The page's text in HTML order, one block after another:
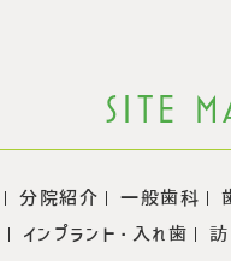
SITE
分院紹介 一般歯科
インプラント・入れ歯